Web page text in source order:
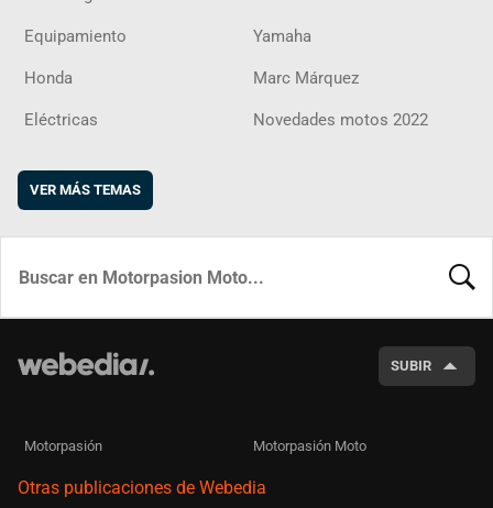
Equipamiento Yamaha
Honda Marc Márquez
Eléctricas Novedades motos 2022
VER MÁS TEMAS
SUBIR
Motorpasión Motorpasión Moto
Otras publicaciones de Webedia